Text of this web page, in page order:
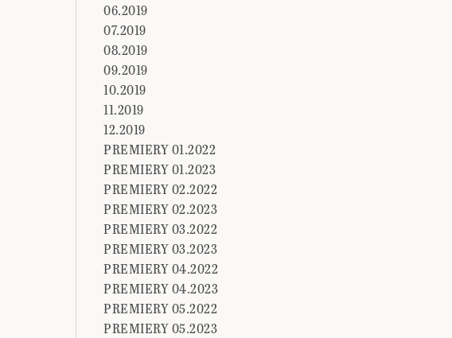
06.2019
07.2019
08.2019
09.2019
10.2019
11.2019
12.2019
PREMIERY 01.2022
PREMIERY 01.2023
PREMIERY 02.2022
PREMIERY 02.2023
PREMIERY 03.2022
PREMIERY 03.2023
PREMIERY 04.2022
PREMIERY 04.2023
PREMIERY 05.2022
PREMIERY 05.2023